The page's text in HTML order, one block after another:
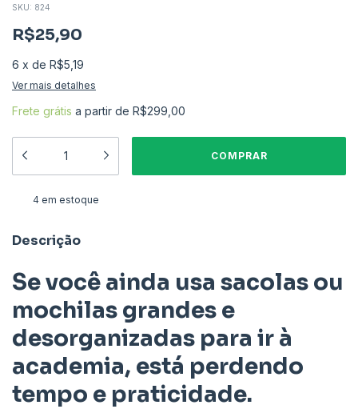
SKU: 824
R$25,90
6 x de R$5,19
Ver mais detalhes
Frete grátis a partir de R$299,00
4em estoque
Descrição
Se você ainda usa sacolas ou
mochilas grandes e
desorganizadas para ir à
academia, está perdendo
tempo e praticidade.